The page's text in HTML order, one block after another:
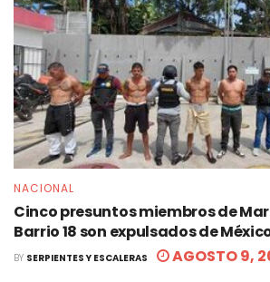
NACIONAL
Cinco presuntos miembros de
Barrio 18 son expulsados de
BY SERPIENTES Y ESCALERAS AGOSTO 9,